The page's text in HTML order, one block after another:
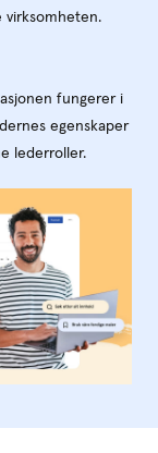
virksomheten.
fungerer i
egenskaper
lederroller.